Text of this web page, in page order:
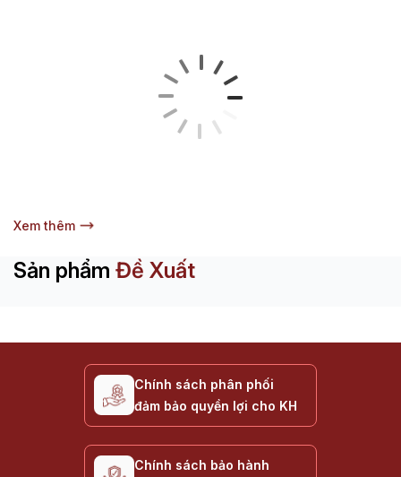
Xem thêm
Sản phẩm Đề Xuất
Chính sách phân phối
đảm bảo quyền lợi cho KH
Chính sách bảo hành